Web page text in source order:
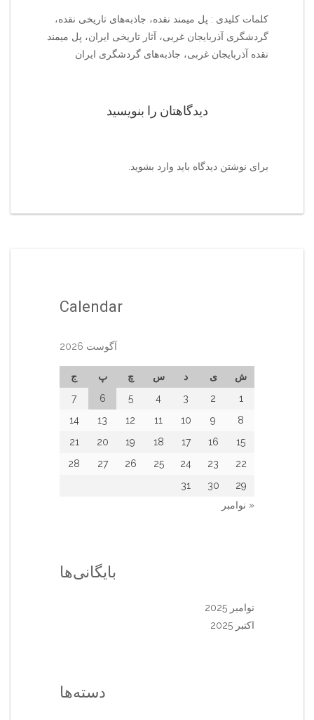
کلمات کلیدی : پل میمند نقده، جاذبه‌های تاریخی نقده،
گردشگری آذربایجان غربی، آثار تاریخی ایران، پل میمند
نقده آذربایجان غربی، جاذبه‌های گردشگری ایران
دیدگاهتان را بنویسید
برای نوشتن دیدگاه باید وارد بشوید
Calendar
آگوست 2026
ش ی د س چ پ
ج
1
2
3
4
5
6
7
8
9
10
11
12
13
14
15
16
17
18
19
20
21
22
23
24
25
26
27
28
29
30
31
« نوامبر
بایگانی‌ها
نوامبر 2025
اکتبر 2025
دسته‌ها